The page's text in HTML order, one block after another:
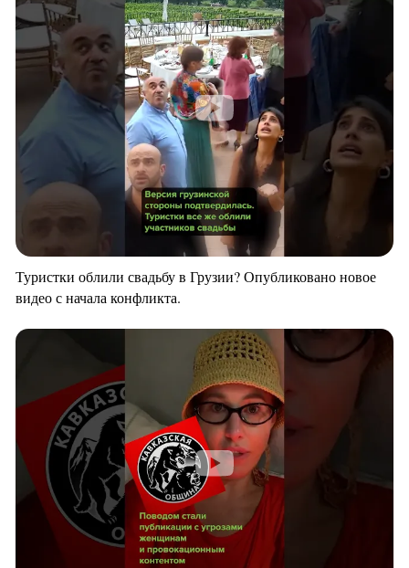
Туристки облили свадьбу в Грузии? Опубликовано новое
видео с начала конфликта.